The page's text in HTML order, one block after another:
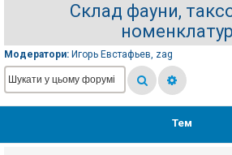
с
р
а
ц
і
Склад фауни,
Модератори: Игорь Евстафьев, zag
Тем